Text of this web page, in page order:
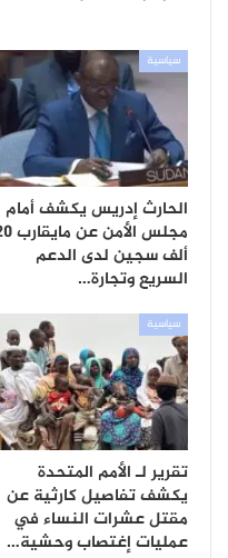
سياسية
الحارث إدريس يكشف أمام
مجلس الأمن
ألف سجين لدى الدعم
السريع وتجارة…
سياسية
تقرير لـ الأمم المتحدة
يكشف تفاصيل كارثية عن
مقتل عشرات النساء في
عمليات إغتصاب وحشية…